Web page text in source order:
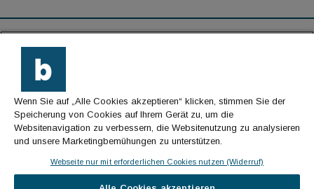
Kontakt
Impressum
Datenschutz
Wenn Sie auf „Alle Cookies akzeptieren“ klicken, stimmen Sie der
Speicherung von Cookies auf Ihrem Gerät zu, um die
Websitenavigation zu verbessern, die Websitenutzung zu analysieren
und unsere Marketingbemühungen zu unterstützen.
Webseite nur mit erforderlichen Cookies nutzen (Widerruf)